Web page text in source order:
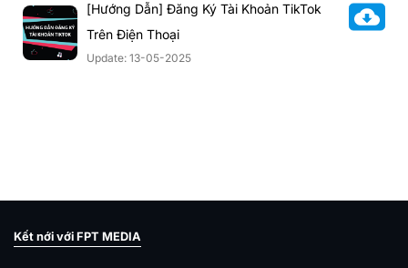
[Hướng Dẫn] Đăng Ký Tài Khoản TikTok
Trên Điện Thoại
Update: 13-05-2025
Kết nới với FPT MEDIA